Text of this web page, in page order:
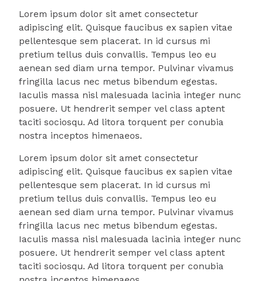
Lorem ipsum dolor sit amet consectetur
adipiscing elit. Quisque faucibus ex sapien vitae
pellentesque sem placerat. In id cursus mi
pretium tellus duis convallis. Tempus leo eu
aenean sed diam urna tempor. Pulvinar vivamus
fringilla lacus nec metus bibendum egestas.
Iaculis massa nisl malesuada lacinia integer nunc
posuere. Ut hendrerit semper vel class aptent
taciti sociosqu. Ad litora torquent per conubia
nostra inceptos himenaeos.
Lorem ipsum dolor sit amet consectetur
adipiscing elit. Quisque faucibus ex sapien vitae
pellentesque sem placerat. In id cursus mi
pretium tellus duis convallis. Tempus leo eu
aenean sed diam urna tempor. Pulvinar vivamus
fringilla lacus nec metus bibendum egestas.
Iaculis massa nisl malesuada lacinia integer nunc
posuere. Ut hendrerit semper vel class aptent
taciti sociosqu. Ad litora torquent per conubia